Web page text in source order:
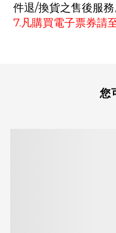
件退/換貨之售後服務
7.凡購買電子票券請
您